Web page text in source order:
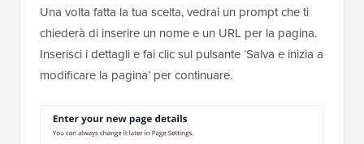
Una volta fatta la tua scelta, vedrai un prompt che ti
chiederà di inserire un nome e un URL per la pagina.
Inserisci i dettagli e fai clic sul pulsante ‘Salva e inizia a
modificare la pagina’ per continuare.